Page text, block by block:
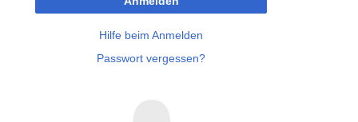
Hilfe beim Anmelden
Passwort vergessen?